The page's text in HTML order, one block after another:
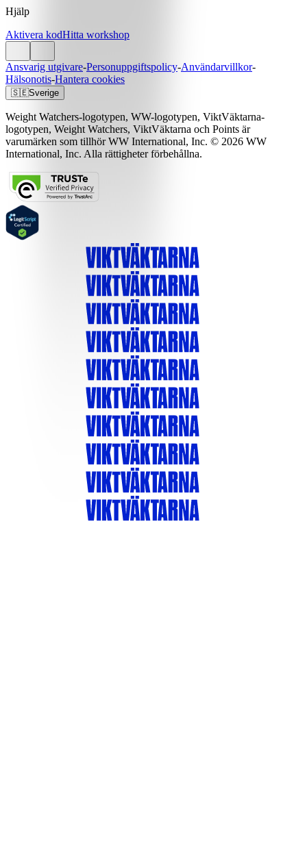
Hjälp
Aktivera kodHitta workshop
Ansvarig utgivare-Personuppgiftspolicy-Användarvillkor-
Hälsonotis-Hantera cookies
🇸🇪Sverige
Weight Watchers-logotypen, WW-logotypen, ViktVäktarna-
logotypen, Weight Watchers, ViktVäktarna och Points är
varumärken som tillhör WW International, Inc. © 2026 WW
International, Inc. Alla rättigheter förbehållna.